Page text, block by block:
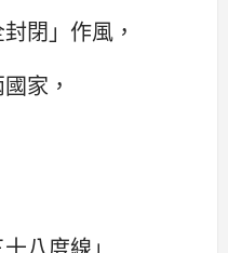
閉」作風，
家，